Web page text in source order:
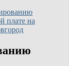
плате на